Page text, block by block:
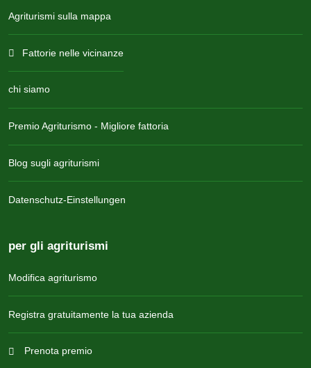
Agriturismi sulla mappa
Fattorie nelle vicinanze
chi siamo
Premio Agriturismo - Migliore fattoria
Blog sugli agriturismi
Datenschutz-Einstellungen
per gli agriturismi
Modifica agriturismo
Registra gratuitamente la tua azienda
Prenota premio